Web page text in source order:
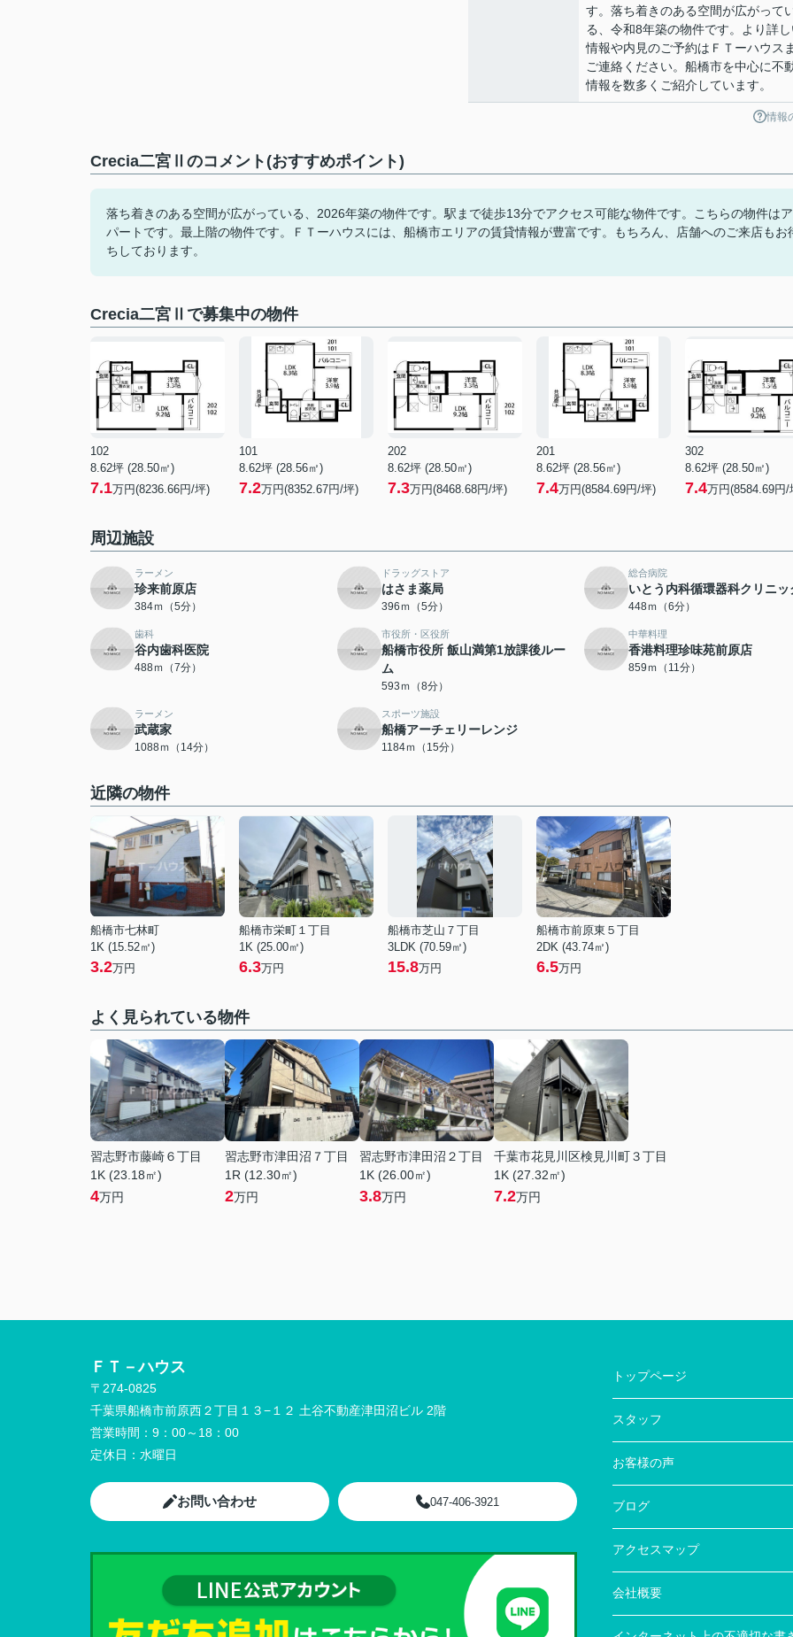
す。落ち着きのある空間が広がって
る、令和8年築の物件です。より詳
情報や内見のご予約はＦＴーハウス
ご連絡ください。船橋市を中心に不
情報を数多くご紹介しています。
情報
Crecia二宮Ⅱのコメント(おすすめポイント)
落ち着きのある空間が広がっている、2026年築の物件です。駅まで徒歩13分でアクセス可能な物件です。こちらの物件はア
パートです。最上階の物件です。ＦＴーハウスには、船橋市エリアの賃貸情報が豊富です。もちろん、店舗へのご来店もお
ちしております。
Crecia二宮Ⅱで募集中の物件
102
8.62坪 (28.50㎡)
7.1万円(8236.66円/坪)
101
8.62坪 (28.56㎡)
7.2万円(8352.67円/坪)
202
8.62坪 (28.50㎡)
7.3万円(8468.68円/坪)
201
8.62坪 (28.56㎡)
7.4万円(8584.69円/坪)
302
8.62坪 (28.50㎡)
7.4万円(8584.69円/
周辺施設
ラーメン
珍来前原店
384ｍ（5分）
ドラッグストア
はさま薬局
396ｍ（5分）
総合病院
いとう内科循環器科クリニッ
448ｍ（6分）
歯科
谷内歯科医院
488ｍ（7分）
市役所・区役所
船橋市役所 飯山満第1放課後ルー
ム
593ｍ（8分）
中華料理
香港料理珍味苑前原店
859ｍ（11分）
ラーメン
武蔵家
1088ｍ（14分）
スポーツ施設
船橋アーチェリーレンジ
1184ｍ（15分）
近隣の物件
船橋市七林町
1K (15.52㎡)
3.2万円
船橋市栄町１丁目
1K (25.00㎡)
6.3万円
船橋市芝山７丁目
3LDK (70.59㎡)
15.8万円
船橋市前原東５丁目
2DK (43.74㎡)
6.5万円
よく見られている物件
習志野市藤崎６丁目
1K (23.18㎡)
4万円
習志野市津田沼７丁目
1R (12.30㎡)
2万円
習志野市津田沼２丁目
1K (26.00㎡)
3.8万円
千葉市花見川区検見川町３丁目
1K (27.32㎡)
7.2万円
ＦＴ－ハウス
〒274-0825
千葉県船橋市前原西２丁目１３−１２ 土谷不動産津田沼ビル 2階
営業時間： 9：00～18：00
定休日： 水曜日
お問い合わせ 047-406-3921
トップページ
スタッフ
お客様の声
ブログ
アクセスマップ
会社概要